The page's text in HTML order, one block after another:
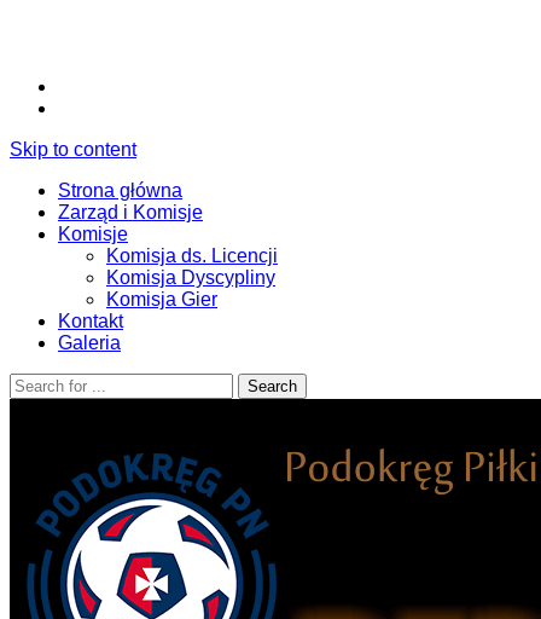
Skip to content
Strona główna
Zarząd i Komisje
Komisje
Komisja ds. Licencji
Komisja Dyscypliny
Komisja Gier
Kontakt
Galeria